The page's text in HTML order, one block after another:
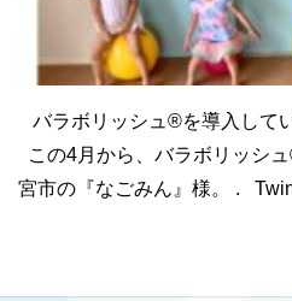
バラボリッシュ®︎を導入して
この4月から、バラボリッシ
宮市の『なごみん』様。 .